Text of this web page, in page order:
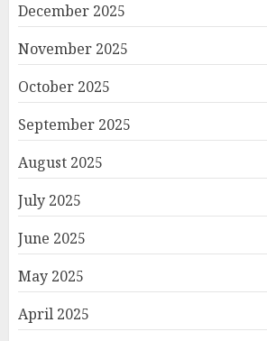
December 2025
November 2025
October 2025
September 2025
August 2025
July 2025
June 2025
May 2025
April 2025